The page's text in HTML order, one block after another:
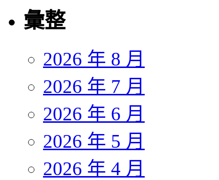
彙整
2026 年 8 月
2026 年 7 月
2026 年 6 月
2026 年 5 月
2026 年 4 月